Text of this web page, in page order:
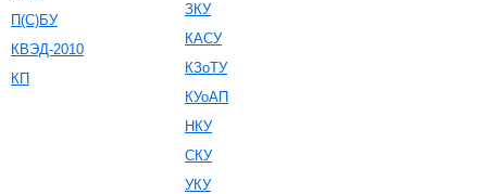
П(С)БУ
КВЭД-2010
КП
ЗКУ
КАСУ
КЗоТУ
КУоАП
НКУ
СКУ
УКУ